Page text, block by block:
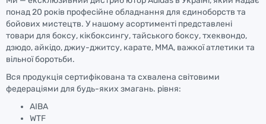
понад 20 років професійне обладнання для єдиноборств та
бойових мистецтв. У нашому асортименті представлені
товари для боксу, кікбоксингу, тайського боксу, тхеквондо,
дзюдо, айкідо, джиу-джитсу, карате, ММА, важкої атлетики та
вільної боротьби.
Вся продукція сертифікована та схвалена світовими
федераціями для будь-яких змагань. рівня:
AIBA
WTF